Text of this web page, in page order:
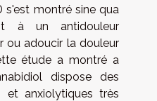
s'est montré sine qua
à un antidouleur
ou adoucir la douleur
étude a montré a
dispose des
et anxiolytiques très